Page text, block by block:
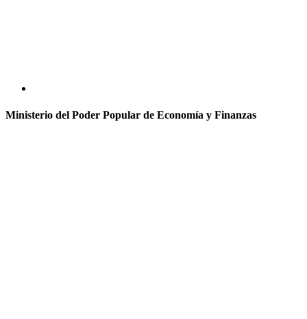
Ministerio del Poder Popular de Economía y Finanzas